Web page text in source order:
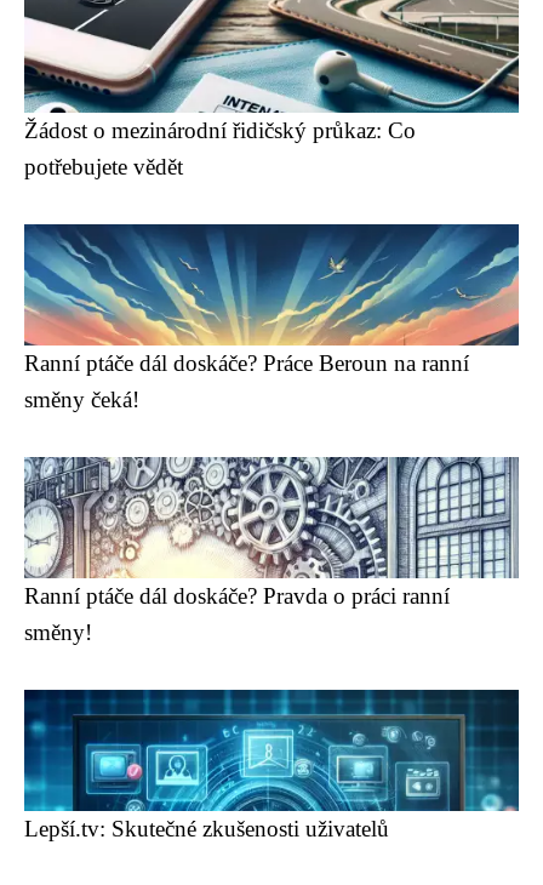
Žádost o mezinárodní řidičský průkaz: Co
potřebujete vědět
Ranní ptáče dál doskáče? Práce Beroun na ranní
směny čeká!
Ranní ptáče dál doskáče? Pravda o práci ranní
směny!
Lepší.tv: Skutečné zkušenosti uživatelů